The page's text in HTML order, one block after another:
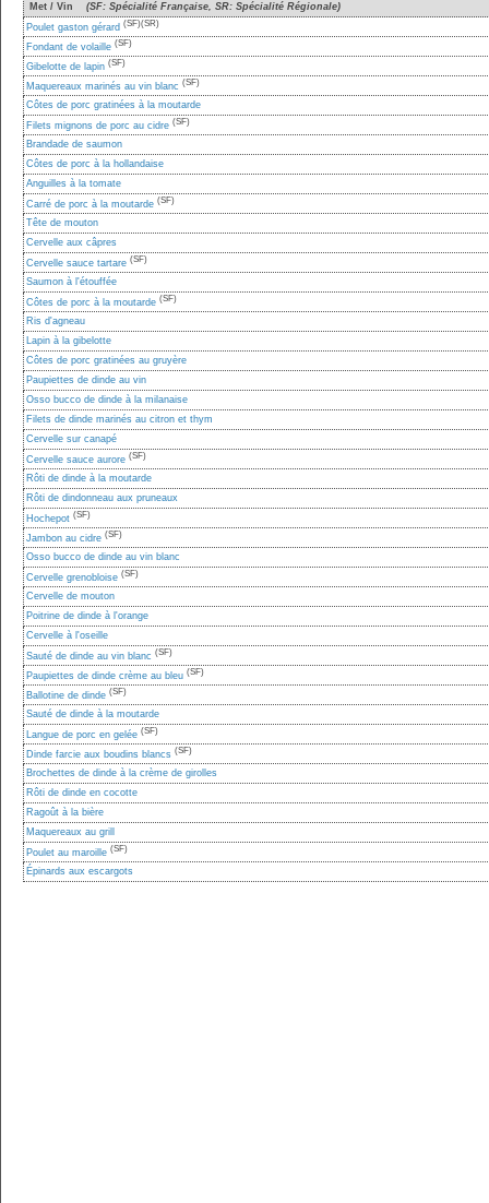
Met / Vin
(SF: Spécialité Française, SR: Spécialité Régionale)
Poulet gaston gérard (SF)(SR)
Fondant de volaille (SF)
Gibelotte de lapin (SF)
Maquereaux marinés au vin blanc (SF)
Côtes de porc gratinées à la moutarde
Filets mignons de porc au cidre (SF)
Brandade de saumon
Côtes de porc à la hollandaise
Anguilles à la tomate
Carré de porc à la moutarde (SF)
Tête de mouton
Cervelle aux câpres
Cervelle sauce tartare (SF)
Saumon à l'étouffée
Côtes de porc à la moutarde (SF)
Ris d'agneau
Lapin à la gibelotte
Côtes de porc gratinées au gruyère
Paupiettes de dinde au vin
Osso bucco de dinde à la milanaise
Filets de dinde marinés au citron et thym
Cervelle sur canapé
Cervelle sauce aurore (SF)
Rôti de dinde à la moutarde
Rôti de dindonneau aux pruneaux
Hochepot (SF)
Jambon au cidre (SF)
Osso bucco de dinde au vin blanc
Cervelle grenobloise (SF)
Cervelle de mouton
Poitrine de dinde à l'orange
Cervelle à l'oseille
Sauté de dinde au vin blanc (SF)
Paupiettes de dinde crème au bleu (SF)
Ballotine de dinde (SF)
Sauté de dinde à la moutarde
Langue de porc en gelée (SF)
Dinde farcie aux boudins blancs (SF)
Brochettes de dinde à la crème de girolles
Rôti de dinde en cocotte
Ragoût à la bière
Maquereaux au grill
Poulet au maroille (SF)
Épinards aux escargots